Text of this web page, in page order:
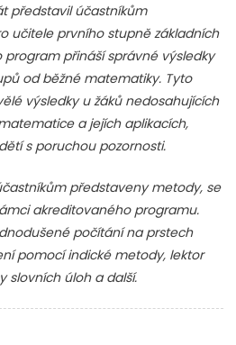
představil účastníkům
učitele prvního stupně základních
program přináší správné výsledky
od běžné matematiky. Tyto
výsledky u žáků nedosahujících
a jejích aplikacích,
s poruchou pozornosti.
představeny metody, se
akreditovaného programu.
počítání na prstech
pomocí indické metody, lektor
slovních úloh a další.